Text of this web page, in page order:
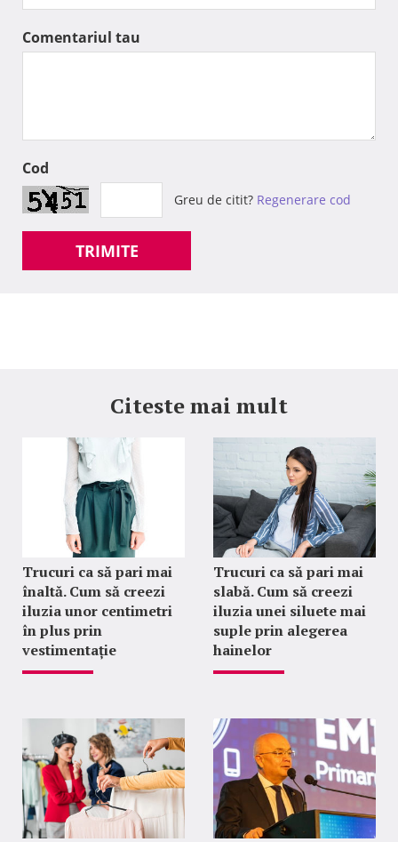
Comentariul tau
Cod
Greu de citit? Regenerare cod
TRIMITE
Citeste mai mult
Trucuri ca să pari mai
înaltă. Cum să creezi
iluzia unor centimetri
în plus prin
vestimentație
Trucuri ca să pari mai
slabă. Cum să creezi
iluzia unei siluete mai
suple prin alegerea
hainelor